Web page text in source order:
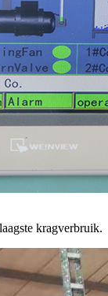
kragverbruik.